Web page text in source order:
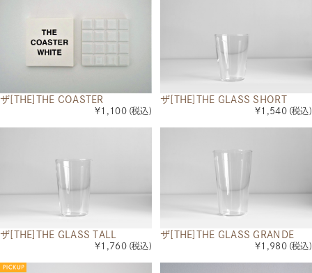
ザ[THE]THE COASTER
¥1,100 (税込)
ザ[THE]THE GLASS SHORT
¥1,540 (税込)
ザ[THE]THE GLASS TALL
¥1,760 (税込)
ザ[THE]THE GLASS GRANDE
¥1,980 (税込)